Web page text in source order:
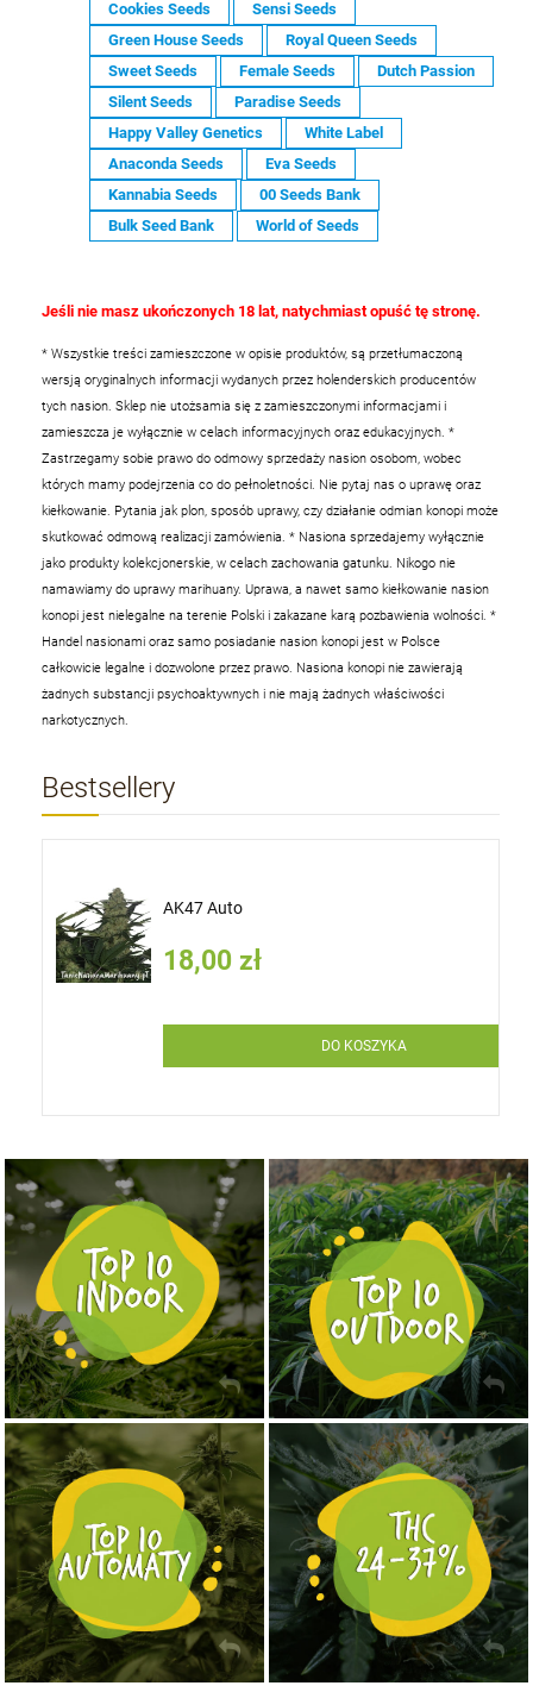
Cookies Seeds
Sensi Seeds
Green House Seeds
Royal Queen Seeds
Sweet Seeds
Female Seeds
Dutch Passion
Silent Seeds
Paradise Seeds
Happy Valley Genetics
White Label
Anaconda Seeds
Eva Seeds
Kannabia Seeds
00 Seeds Bank
Bulk Seed Bank
World of Seeds
Jeśli nie masz ukończonych 18 lat, natychmiast opuść tę stronę.
* Wszystkie treści zamieszczone w opisie produktów, są przetłumaczoną
wersją oryginalnych informacji wydanych przez holenderskich producentów
tych nasion. Sklep nie utożsamia się z zamieszczonymi informacjami i
zamieszcza je wyłącznie w celach informacyjnych oraz edukacyjnych. *
Zastrzegamy sobie prawo do odmowy sprzedaży nasion osobom, wobec
których mamy podejrzenia co do pełnoletności. Nie pytaj nas o uprawę oraz
kiełkowanie. Pytania jak plon, sposób uprawy, czy działanie odmian konopi może
skutkować odmową realizacji zamówienia. * Nasiona sprzedajemy wyłącznie
jako produkty kolekcjonerskie, w celach zachowania gatunku. Nikogo nie
namawiamy do uprawy marihuany. Uprawa, a nawet samo kiełkowanie nasion
konopi jest nielegalne na terenie Polski i zakazane karą pozbawienia wolności. *
Handel nasionami oraz samo posiadanie nasion konopi jest w Polsce
całkowicie legalne i dozwolone przez prawo. Nasiona konopi nie zawierają
żadnych substancji psychoaktywnych i nie mają żadnych właściwości
narkotycznych.
Bestsellery
AK47 Auto
18,00 zł
DO KOSZYKA
NASIONA MARIHUANY TOP 10 INDOOR
KUP TERAZ NASIONA MARIHUANY TOP 10 OUTDOOR
KUP TERAZ
NASIONA MARIHUANY TOP 10 AUTOFLOWERING
KUP TERAZ MOCNE ODMIANY MARIHUANY THC OD 24 - 37%
KUP TERAZ